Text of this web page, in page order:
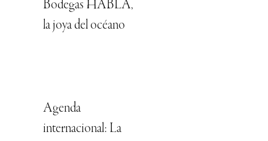
Bodegas HABLA,
la joya del océano
Agenda
internacional: La